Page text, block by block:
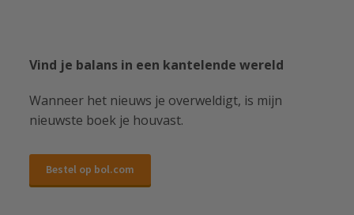
Vind je balans in een kantelende wereld
Wanneer het nieuws je overweldigt, is mijn
nieuwste boek je houvast.
Bestel op bol.com